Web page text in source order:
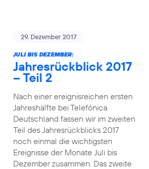
29. Dezember 2017
JULI BIS DEZEMBER:
Jahresrückblick 2017
– Teil 2
Nach einer ereignisreichen ersten
Jahreshälfte bei Telefónica
Deutschland fassen wir im zweiten
Teil des Jahresrückblicks 2017
noch einmal die wichtigsten
Ereignisse der Monate Juli bis
Dezember zusammen. Das zweite